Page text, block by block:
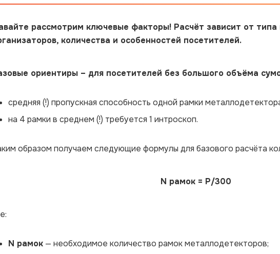
рассмотрим ключевые факторы! Расчёт зависит от типа
количества и особенностей посетителей.
ориентиры – для посетителей без большого объёма
средняя (!) пропускная способность одной рамки
на 4 рамки в среднем (!) требуется 1 интроскоп.
образом получаем следующие формулы для базового расчёта
N рамок = P/300
N рамок — необходимое количество рамок металлодетекторов;